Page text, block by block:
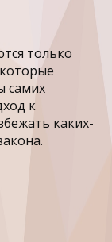
только
самих
к
каких-